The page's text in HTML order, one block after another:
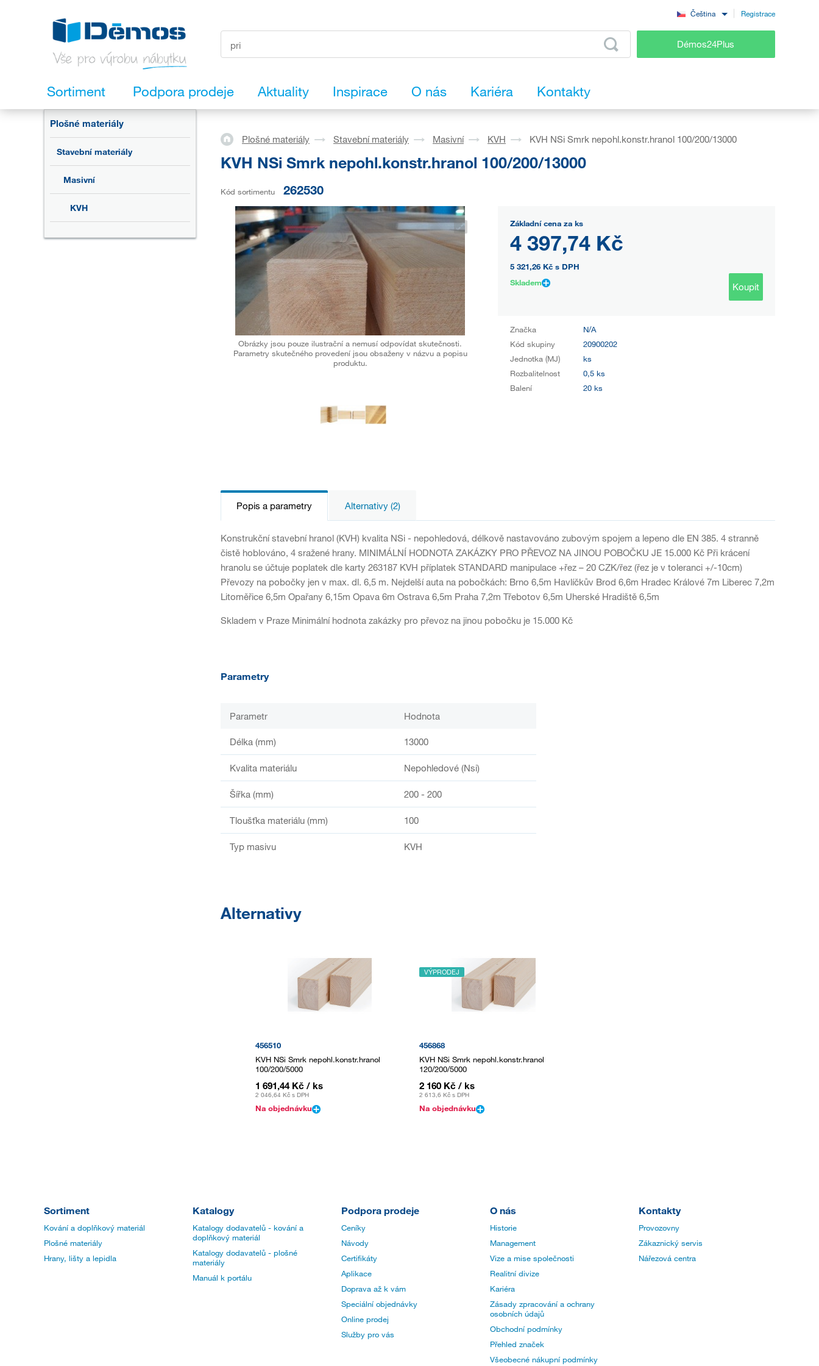
Čeština Registrace
Démos24Plus
Sortiment Podpora prodeje Aktuality Inspirace O nás Kariéra Kontakty
Plošné materiály
Stavební materiály
Masivní
KVH
Plošné materiály Stavební materiály Masivní KVH KVH NSi Smrk nepohl.konstr.hranol 100/200/13000
KVH NSi Smrk nepohl.konstr.hranol 100/200/13000
Kód sortimentu 262530
Obrázky jsou pouze ilustrační a nemusí odpovídat skutečnosti.
Parametry skutečného provedení jsou obsaženy v názvu a popisu
produktu.
Základní cena za ks
4 397,74 Kč
5 321,26 Kč s DPH
Skladem
Koupit
Značka
N/A
Kód skupiny
20900202
Jednotka (MJ)
ks
Rozbalitelnost
0,5 ks
Balení
20 ks
Popis a parametry Alternativy (2)
Konstrukční stavební hranol (KVH) kvalita NSi - nepohledová, délkově nastavováno zubovým spojem a lepeno dle EN 385. 4 stranně
čistě hoblováno, 4 sražené hrany. MINIMÁLNÍ HODNOTA ZAKÁZKY PRO PŘEVOZ NA JINOU POBOČKU JE 15.000 Kč Při krácení
hranolu se účtuje poplatek dle karty 263187 KVH příplatek STANDARD manipulace +řez – 20 CZK/řez (řez je v toleranci +/-10cm)
Převozy na pobočky jen v max. dl. 6,5 m. Nejdelší auta na pobočkách: Brno 6,5m Havlíčkův Brod 6,6m Hradec Králové 7m Liberec 7,2m
Litoměřice 6,5m Opařany 6,15m Opava 6m Ostrava 6,5m Praha 7,2m Třebotov 6,5m Uherské Hradiště 6,5m
Skladem v Praze Minimální hodnota zakázky pro převoz na jinou pobočku je 15.000 Kč
Parametry
Parametr Hodnota
Délka (mm) 13000
Kvalita materiálu Nepohledové (Nsi)
Šířka (mm) 200 - 200
Tloušťka materiálu (mm) 100
Typ masivu KVH
Alternativy
456510
KVH NSi Smrk nepohl.konstr.hranol
100/200/5000
1 691,44 Kč / ks
2 046,64 Kč s DPH
Na objednávku
VÝPRODEJ
456868
KVH NSi Smrk nepohl.konstr.hranol
120/200/5000
2 160 Kč / ks
2 613,6 Kč s DPH
Na objednávku
Sortiment
Kování a doplňkový materiál
Plošné materiály
Hrany, lišty a lepidla
Katalogy
Katalogy dodavatelů - kování a
doplňkový materiál
Katalogy dodavatelů - plošné
materiály
Manuál k portálu
Podpora prodeje
Ceníky
Návody
Certifikáty
Aplikace
Doprava až k vám
Speciální objednávky
Online prodej
Služby pro vás
O nás
Historie
Management
Vize a mise společnosti
Realitní divize
Kariéra
Zásady zpracování a ochrany
osobních údajů
Obchodní podmínky
Přehled značek
Všeobecné nákupní podmínky
Kontakty
Provozovny
Zákaznický servis
Nářezová centra